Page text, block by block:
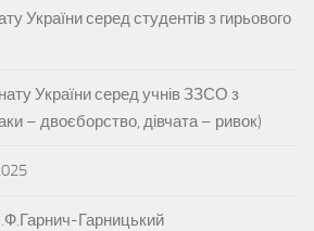
України серед студентів з гирьового
України серед учнів ЗЗСО з
– двоєборство, дівчата – ривок)
Гарницький